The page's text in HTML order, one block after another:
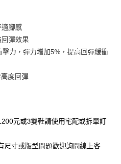
才付款」的支付方式。 讓您購物簡單
卡、不需儲值。
，即可結帳。
再付款。
)免運費
腳感
彈效果
力，彈力增加5%，提高回彈緩衝
度回彈
元或3雙鞋請使用宅配或拆單訂
尺寸或版型問題歡迎詢問線上客